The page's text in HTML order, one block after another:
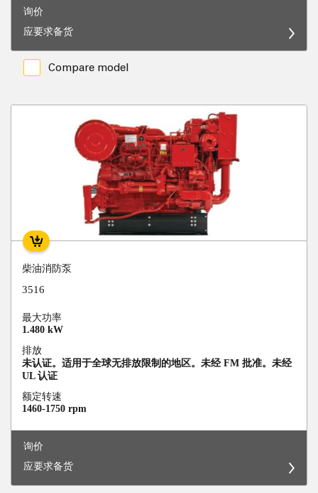
询价
应要求备货
Compare model
柴油消防泵
3516
最大功率
1.480 kW
排放
未认证。适用于全球无排放限制的地区。未经 FM 批准。未经
UL 认证
额定转速
1460-1750 rpm
询价
应要求备货